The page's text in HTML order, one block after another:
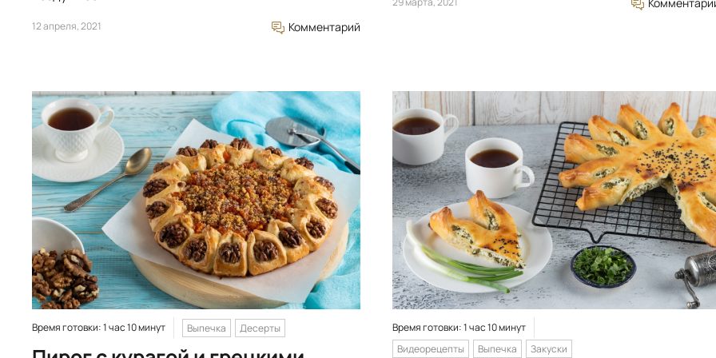
12 апреля, 2021 Комментарий
Время готовки: 1 час 10 минут Выпечка Десерты
Время готовки: 1 час 10 минут
Видеорецепты
Выпечка Закуски